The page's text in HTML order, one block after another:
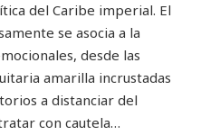
del Caribe imperial. El
se asocia a la
desde las
amarilla incrustadas
a distanciar del
con cautela…